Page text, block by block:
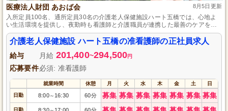
医療法人財団 あおば会 8月5日更新
入所定員100名、通所定員30名の介護老人保健施設ハート五橋では、心地よ
い生活環境を提供し、夜勤時も看護師と介護職員が連携した最善のケアを提
供。初めての方でも先輩が3～6ヶ月間サポートするので安心して働けます。
介護老人保健施設 ハート五橋の准看護師の正社員求人
給与 月給 201,400~294,500円
応募要件必須: 准看護師
就業時間 休憩 月 火 水 木 金 土 日
日勤 8:00～ 16:30 60分 募集 募集 募集 募集 募集 募集 募集
日勤